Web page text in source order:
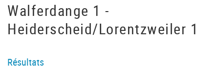
Walferdange 1 -
Heiderscheid/Lorentzweiler 1
Résultats